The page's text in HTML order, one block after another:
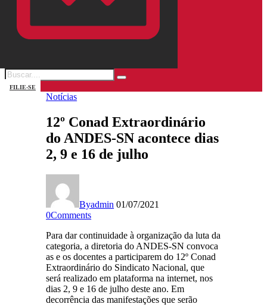
FILIE-SE
Notícias
12º Conad Extraordinário
do ANDES-SN acontece dias
2, 9 e 16 de julho
Byadmin 01/07/2021
0Comments
Para dar continuidade à organização da luta da
categoria, a diretoria do ANDES-SN convoca
as e os docentes a participarem do 12º Conad
Extraordinário do Sindicato Nacional, que
será realizado em plataforma na internet, nos
dias 2, 9 e 16 de julho deste ano. Em
decorrência das manifestações que serão